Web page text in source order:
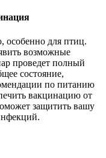
особенно для птиц.
возможные
проведет полный
состояние,
по питанию
вакцинацию от
защитить вашу